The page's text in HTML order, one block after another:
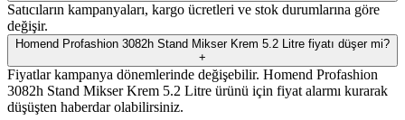
Satıcıların kampanyaları, kargo ücretleri ve stok durumlarına göre
değişir.
Homend Profashion 3082h Stand Mikser Krem 5.2 Litre fiyatı düşer mi?
+
Fiyatlar kampanya dönemlerinde değişebilir. Homend Profashion
3082h Stand Mikser Krem 5.2 Litre ürünü için fiyat alarmı kurarak
düşüşten haberdar olabilirsiniz.